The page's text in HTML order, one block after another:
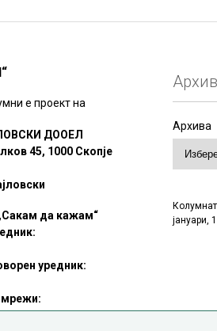
е проект на
ДООЕЛ
45, 1000 Скопје
да кажам“
уредник:
мрежи:
Архива
јануари,